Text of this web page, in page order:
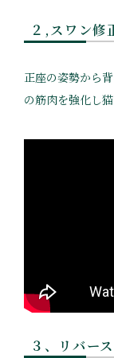
２,スワン修
正座の姿勢から
の筋肉を強化し
３、リバー